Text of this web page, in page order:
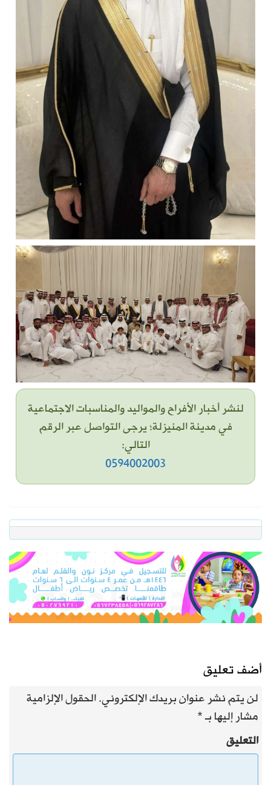
لنشر أخبار الأفراح والمواليد والمناسبات الاجتماعية
في مدينة المنيزلة؛ يرجى التواصل عبر الرقم
التالي:
0594002003
أضف تعليق
لن يتم نشر عنوان بريدك الإلكتروني.الحقول الإلزامية
مشار إليها بـ*
التعليق